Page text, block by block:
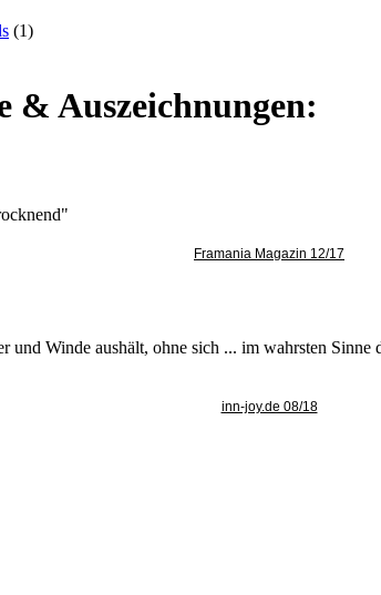
(1)
& Auszeichnungen:
Framania Magazin 12/17
Winde aushält, ohne sich ... im wahrsten
inn-joy.de 08/18